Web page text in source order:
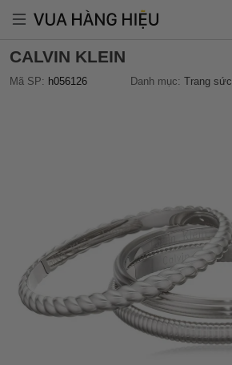
CALVIN KLEIN
Mã SP: h056126 Danh mục: Trang sức